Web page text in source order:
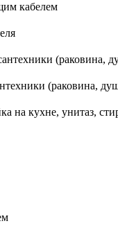
кабелем
(раковина,
на кухне, унитаз,